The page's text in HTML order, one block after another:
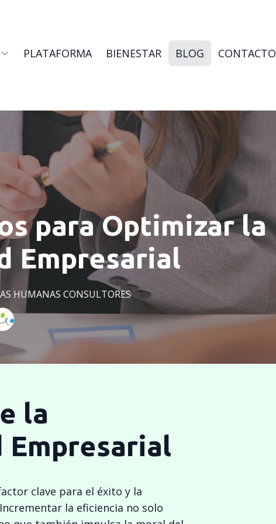
PLATAFORMA BIENESTAR BLOG CONTACTO
para Optimizar la
Empresarial
HUMANAS CONSULTORES
la
clave para el éxito y la
la eficiencia no solo